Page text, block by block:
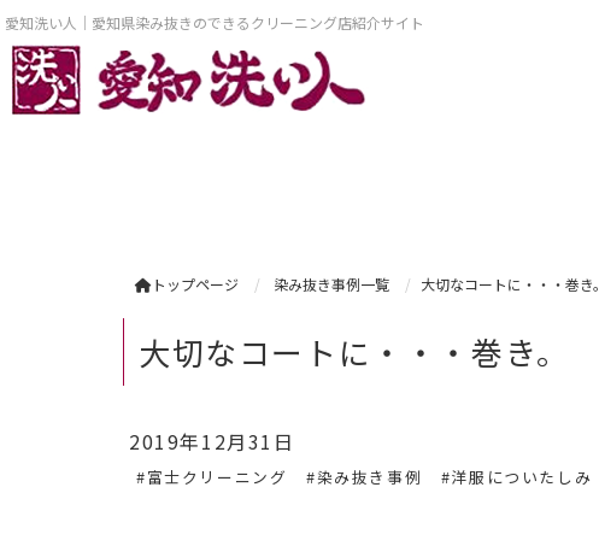
愛知洗い人｜愛知県染み抜きのできるクリーニング店紹介サイト
トップページ 染み抜き事例一覧 大切なコートに・・・巻き。
大切なコートに・・・巻き。
2019年12月31日
#富士クリーニング #染み抜き事例 #洋服についたしみ